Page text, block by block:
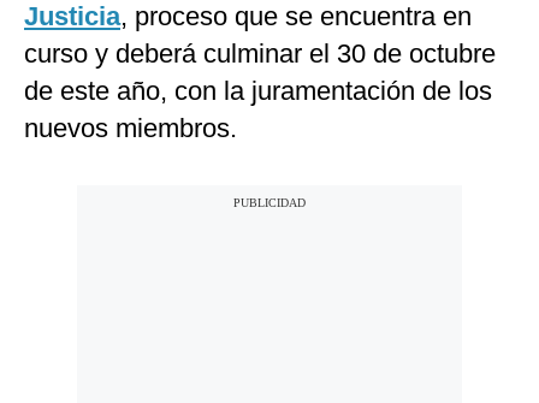
Justicia, proceso que se encuentra en
curso y deberá culminar el 30 de octubre
de este año, con la juramentación de los
nuevos miembros.